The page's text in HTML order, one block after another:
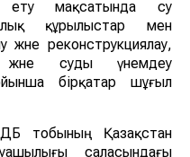
ету мақсатында су
құрылыстар мен
және реконструкциялау,
және суды үнемдеу
бірқатар шұғыл
тобының Қазақстан
саласындағы